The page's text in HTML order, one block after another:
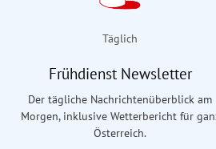
Täglich
Frühdienst Newsletter
Der tägliche Nachrichtenüberblick am
Morgen, inklusive Wetterbericht für
Österreich.